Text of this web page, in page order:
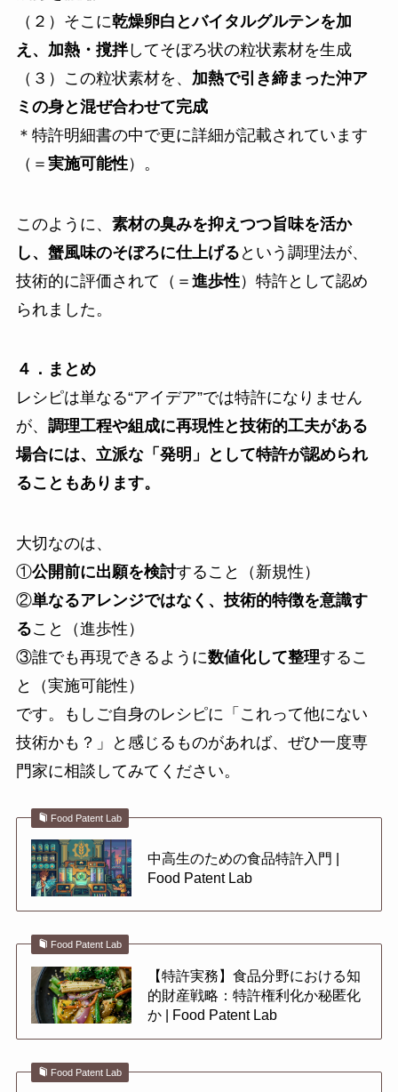
（２）そこに乾燥卵白とバイタルグルテンを加
え、加熱・撹拌してそぼろ状の粒状素材を生成
（３）この粒状素材を、 加熱で引き締まった沖ア
ミの身と混ぜ合わせて完成
＊特許明細書の中で更に詳細が記載されています
（＝ 実施可能性）。
このように、 素材の臭みを抑えつつ旨味を活か
し、蟹風味のそぼろに仕上げる という調理法が、
技術的に評価されて（＝ 進歩性）特許として認め
られました。
４．まとめ
レシピは単なる“アイデア”では特許になりません
が、 調理工程や組成に再現性と技術的工夫がある
場合には、立派な「発明」として特許が認められ
ることもあります。
大切なのは、
①公開前に出願を検討すること（新規性）
②単なるアレンジではなく、技術的特徴を意識す
ること（進歩性）
③誰でも再現できるように数値化して整理するこ
と（実施可能性）
です。もしご自身のレシピに「これって他にない
技術かも？」と感じるものがあれば、ぜひ一度専
門家に相談してみてください。
Food Patent Lab
中高生のための食品特許入門 |
Food Patent Lab
Food Patent Lab
【特許実務】食品分野における知
的財産戦略：特許権利化か秘匿化
か | Food Patent Lab
Food Patent Lab